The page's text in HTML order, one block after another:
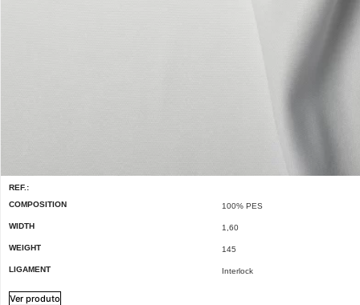
REF.:
COMPOSITION
100% PES
WIDTH 1,60
WEIGHT 145
LIGAMENT Interlock
Ver produto